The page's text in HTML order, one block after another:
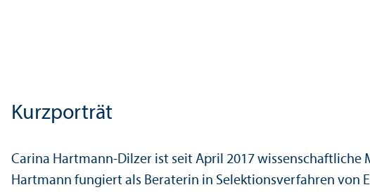
Kurzporträt
Carina Hartmann-Dilzer ist seit April 2017
Hartmann fungiert als Beraterin in Selektions­verfahren